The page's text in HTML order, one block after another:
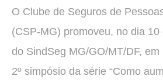
O Clube de Seguros de
(CSP-MG) promoveu, no dia
do SindSeg MG/GO/MT/DF,
2º simpósio da série “Como